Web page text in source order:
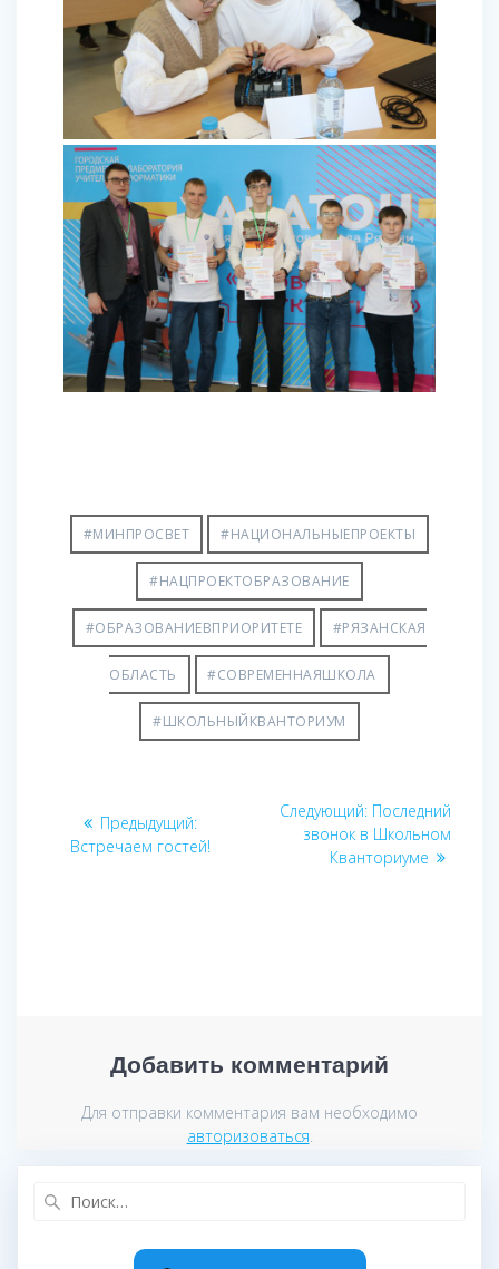
#МИНПРОСВЕТ #НАЦИОНАЛЬНЫЕПРОЕКТЫ
#НАЦПРОЕКТОБРАЗОВАНИЕ
#ОБРАЗОВАНИЕВПРИОРИТЕТЕ #РЯЗАНСКАЯ
ОБЛАСТЬ #СОВРЕМЕННАЯШКОЛА
#ШКОЛЬНЫЙКВАНТОРИУМ
Предыдущий:Предыдущая
запись:
Встречаем гостей!
Следующий: Следующая
запись:
Последний
звонок в Школьном
Кванториуме
Добавить комментарий
Для отправки комментария вам необходимо
авторизоваться.